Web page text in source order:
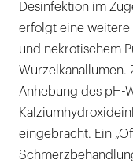
Desinfektion im
erfolgt eine weitere
und nekrotischem
Wurzelkanallumen.
Anhebung des pH-
eingebracht. Ein